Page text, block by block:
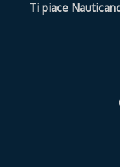
Ti piace